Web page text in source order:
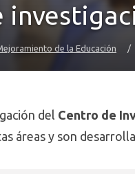
de la Educación /
del Centro de
áreas y son